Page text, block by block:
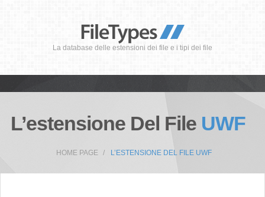
La database delle estensioni dei file e i tipi dei file
L’estensione Del File UWF
HOME PAGE L’ESTENSIONE DEL FILE UWF